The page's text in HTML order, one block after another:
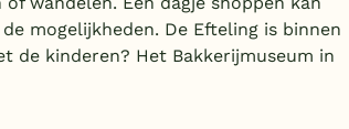
mogelijkheden. De Efteling is binnen
de kinderen? Het Bakkerijmuseum in